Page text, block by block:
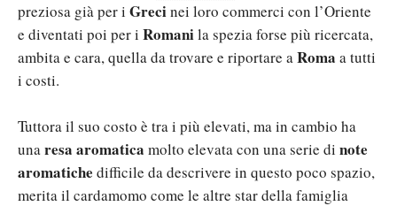
preziosa già per i Grecinei loro commerci con l’Oriente
e diventati poi per i Romanila spezia forse più ricercata,
ambita e cara, quella da trovare e riportare aRoma a tutti
i costi.
Tuttora il suo costo è tra i più elevati, ma in cambio ha
unaresa aromatica molto elevata con una serie di note
aromatiche difficile da descrivere in questo poco spazio,
merita il cardamomo come le altre star della famiglia